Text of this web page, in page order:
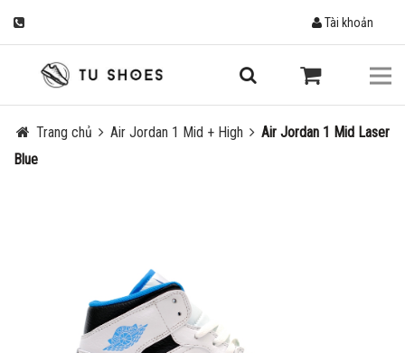
Tài khoản
Trang chủ Air Jordan 1 Mid + High
Air Jordan 1 Mid Laser
Blue